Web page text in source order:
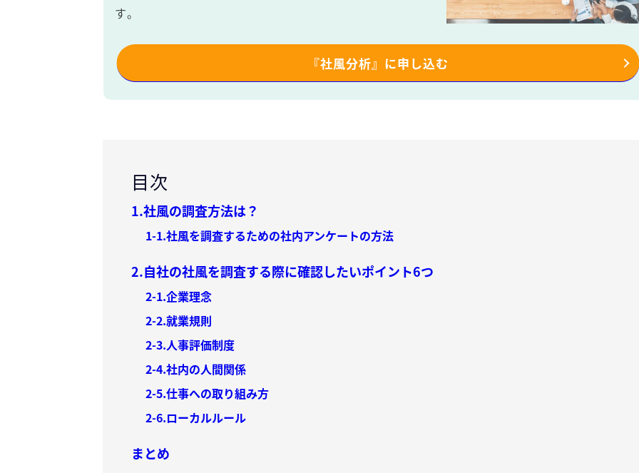
す。
『社風分析』に申し込む
目次
1.社風の調査方法は？
1-1.社風を調査するための社内アンケートの方法
2.自社の社風を調査する際に確認したいポイント6つ
2-1.企業理念
2-2.就業規則
2-3.人事評価制度
2-4.社内の人間関係
2-5.仕事への取り組み方
2-6.ローカルルール
まとめ